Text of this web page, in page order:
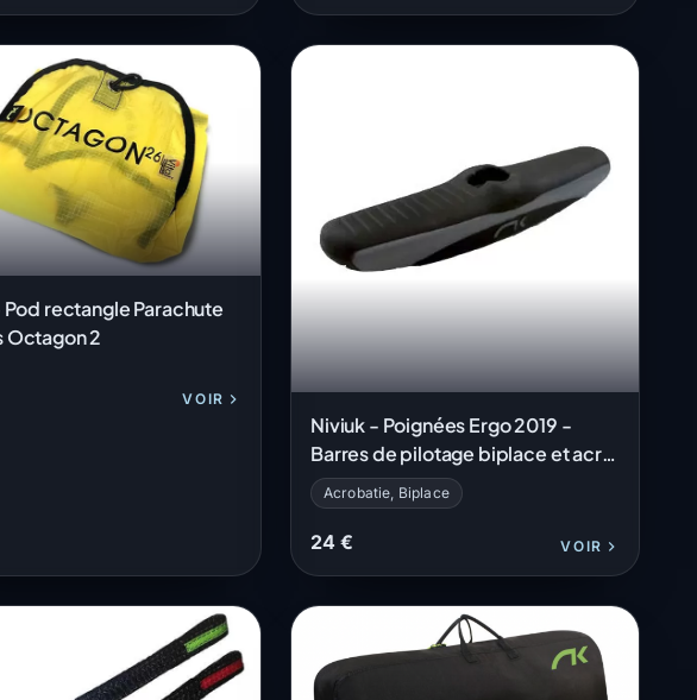
rectangle Parachute
Octagon 2
VOIR
Niviuk - Poignées Ergo 2019 -
Barres de pilotage biplace et acro
- La Paire
Acrobatie, Biplace
24 € VOIR